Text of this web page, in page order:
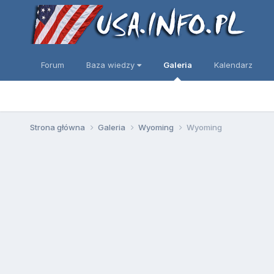
Forum Baza wiedzy Galeria Kalendarz
Strona główna Galeria Wyoming Wyoming